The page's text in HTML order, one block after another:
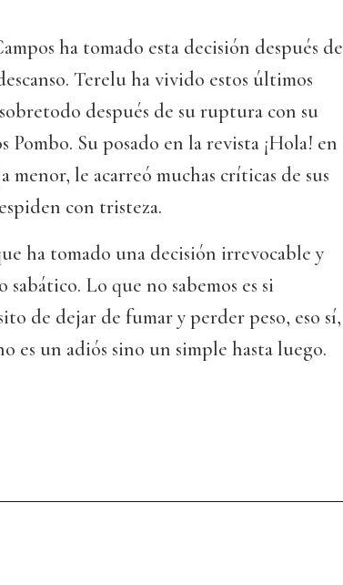
ha tomado esta decisión después de
Terelu ha vivido estos últimos
después de su ruptura con su
Su posado en la revista ¡Hola! en
menor, le acarreó muchas críticas de sus
con tristeza.
ha tomado una decisión irrevocable y
Lo que no sabemos es si
de dejar de fumar y perder peso, eso sí,
es un adiós sino un simple hasta luego.